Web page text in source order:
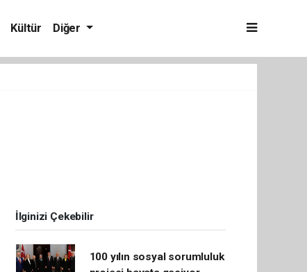
Kültür Diğer
İlginizi Çekebilir
100 yılın sosyal sorumluluk